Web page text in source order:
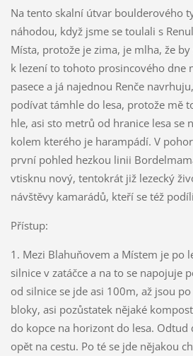
Na tento skalní útvar boulderového
náhodou, když jsme se toulali s
Místa, protože je zima, je mlha, že
k lezení to tohoto prosincového dne
pasece a já najednou Renče
podívat támhle do lesa, protože mě
hle, asi sto metrů od hranice lesa se
kolem kterého je harampádí. V
první pohled hezkou linii
vtisknu nový, tentokrát již lezecký
návštěvy kamarádů, kteří se též
Přístup:
1. Mezi Blahuňovem a Místem je po
silnice v zatáčce a na to se napojuje
od silnice se jde asi 100m, až jsou
bloky, asi pozůstatek nějaké
do kopce na horizont do lesa. Odtud
opět na cestu. Po té se jde nějakou